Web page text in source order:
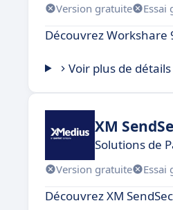
Version gratuite Essai
Découvrez Workshare
Voir plus de détails
XM
Solutions de
Version gratuite Essai
Découvrez XM